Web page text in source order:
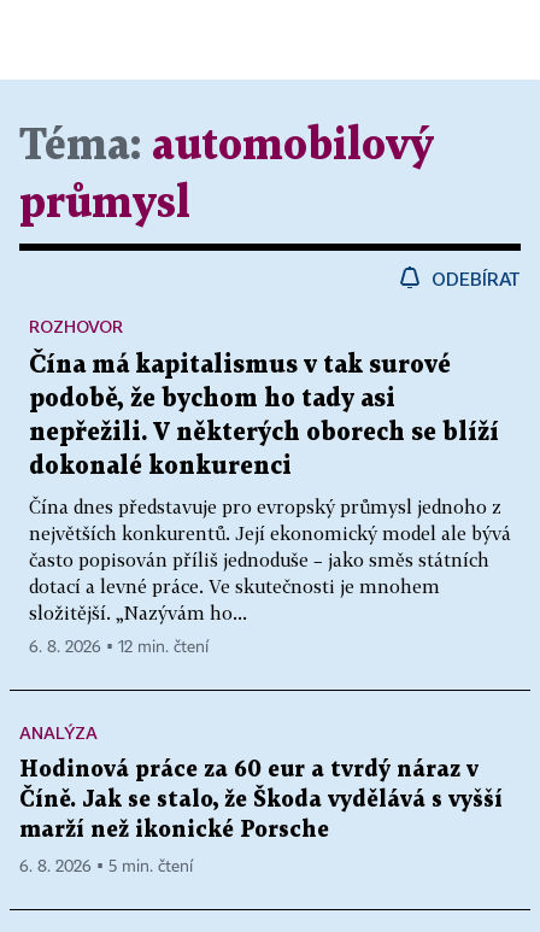
Téma: automobilový
průmysl
ODEBÍRAT
Čína má kapitalismus v tak surové
podobě, že bychom ho tady asi
nepřežili. V některých oborech se blíží
dokonalé konkurenci
Čína dnes představuje pro evropský průmysl jednoho z
největších konkurentů. Její ekonomický model ale bývá
často popisován příliš jednoduše – jako směs státních
dotací a levné práce. Ve skutečnosti je mnohem
složitější. „Nazývám ho...
ROZHOVOR
6. 8. 2026 ▪ 12 min. čtení
ANALÝZA
Hodinová práce za 60 eur a tvrdý náraz v
Číně. Jak se stalo, že Škoda vydělává s vyšší
marží než ikonické Porsche
6. 8. 2026 ▪ 5 min. čtení